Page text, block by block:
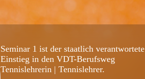
Seminar 1 ist der staatlich verantwortete
Einstieg in den VDT-Berufsweg
Tennislehrerin | Tennislehrer.